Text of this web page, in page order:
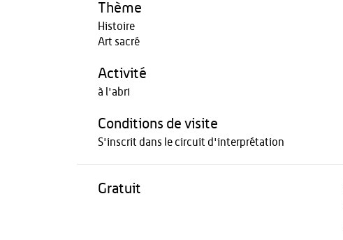
Thème
Histoire
Art sacré
Activité
à l'abri
Conditions de visite
S'inscrit dans le circuit d'interprétation
Gratuit